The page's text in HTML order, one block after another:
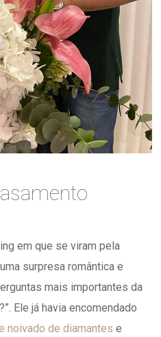
em que se viram pela
surpresa romântica e
mais importantes da
Ele já havia encomendado
noivado de diamantes e